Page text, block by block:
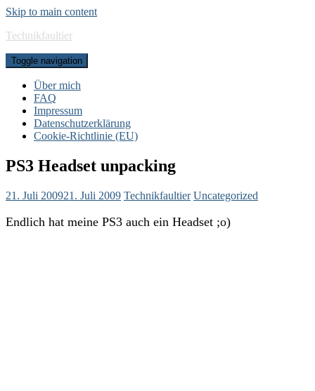
Skip to main content
Technikfaultier
Toggle navigation
Über mich
FAQ
Impressum
Datenschutzerklärung
Cookie-Richtlinie (EU)
PS3 Headset unpacking
21. Juli 200921. Juli 2009 Technikfaultier Uncategorized
Endlich hat meine PS3 auch ein Headset ;o)